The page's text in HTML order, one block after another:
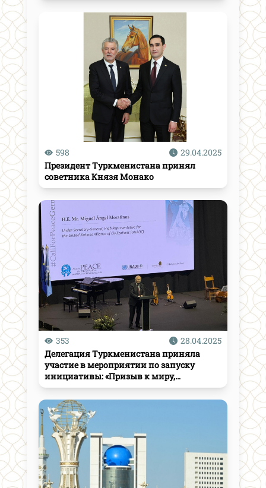
598
29.04.2025
Президент Туркменистана принял
советника Князя Монако
353
28.04.2025
Делегация Туркменистана приняла
участие в мероприятии по запуску
инициативы: «Призыв к миру,
прекращению войн и уважению
международного права»